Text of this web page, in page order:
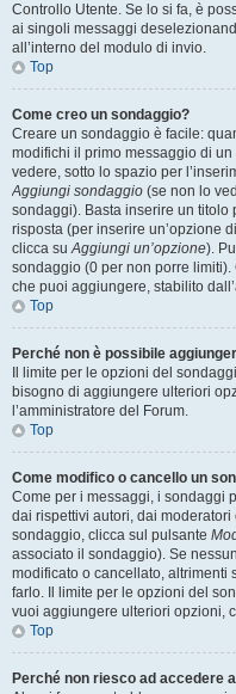
Controllo Utente. Se lo si fa, è
ai singoli messaggi
all’interno del modulo di invio.
Top
Come creo un sondaggio?
Creare un sondaggio è facile:
modifichi il primo messaggio di
vedere, sotto lo spazio per
Aggiungi sondaggio (se non lo
sondaggi). Basta inserire un
risposta (per inserire un’opzione
clicca suAggiungi un’opzione).
sondaggio (0 per non porre
che puoi aggiungere, stabilito
Top
Perché non è possibile
Il limite per le opzioni del
bisogno di aggiungere ulteriori
l’amministratore del Forum.
Top
Come modifico o cancello un
Come per i messaggi, i sondaggi
dai rispettivi autori, dai moderatori
sondaggio, clicca sul pulsante
associato il sondaggio). Se
modificato o cancellato, altrimenti
farlo. Il limite per le opzioni del
vuoi aggiungere ulteriori opzioni,
Top
Perché non riesco ad accedere